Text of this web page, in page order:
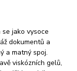
se jako vysoce
dokumentů a
a matný spoj.
viskózních gelů,